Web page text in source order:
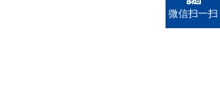
微信扫一扫